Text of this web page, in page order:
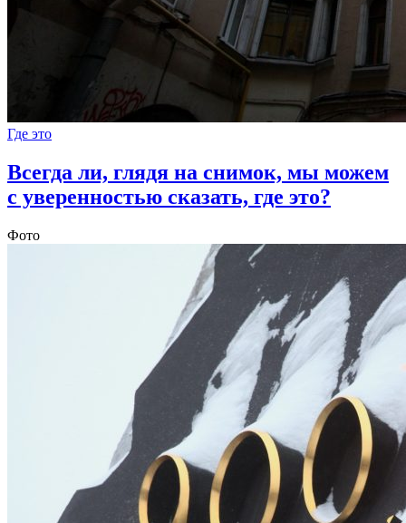
Где это
Всегда ли, глядя на снимок, мы можем
с уверенностью сказать, где это?
Фото